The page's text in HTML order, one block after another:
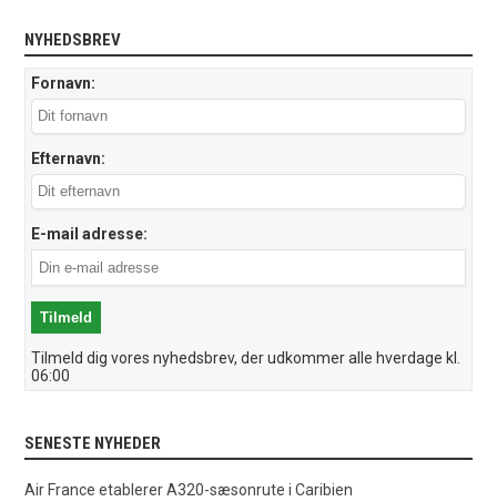
NYHEDSBREV
Fornavn:
Efternavn:
E-mail adresse:
Tilmeld dig vores nyhedsbrev, der udkommer alle hverdage kl.
06:00
SENESTE NYHEDER
Air France etablerer A320-sæsonrute i Caribien